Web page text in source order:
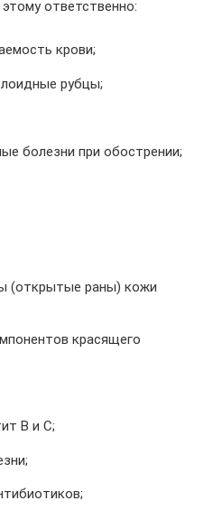
ответственно:
крови;
рубцы;
болезни при обострении;
(открытые раны) кожи
красящего
В и С;